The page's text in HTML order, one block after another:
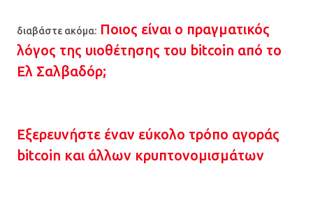
διαβάστε ακόμα: Ποιος είναι ο πραγματικός
λόγος της υιοθέτησης του bitcoin από το
Ελ Σαλβαδόρ;
Εξερευνήστε έναν εύκολο τρόπο αγοράς
bitcoin και άλλων κρυπτονομισμάτων